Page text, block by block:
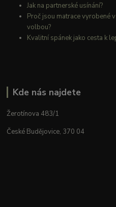
Jak na partnerské usínání?
Proč jsou matrace vyrobené
volbou?
Kvalitní spánek jako cesta k
Kde nás najdete
Žerotínova 483/1
České Budějovice, 370 04